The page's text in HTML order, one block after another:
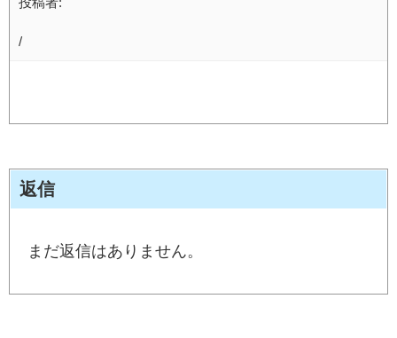
/
返信
まだ返信はありません。